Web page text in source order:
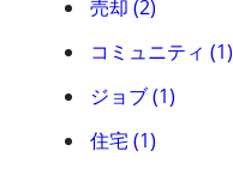
売却 (2)
コミュニティ (1)
ジョブ (1)
住宅 (1)